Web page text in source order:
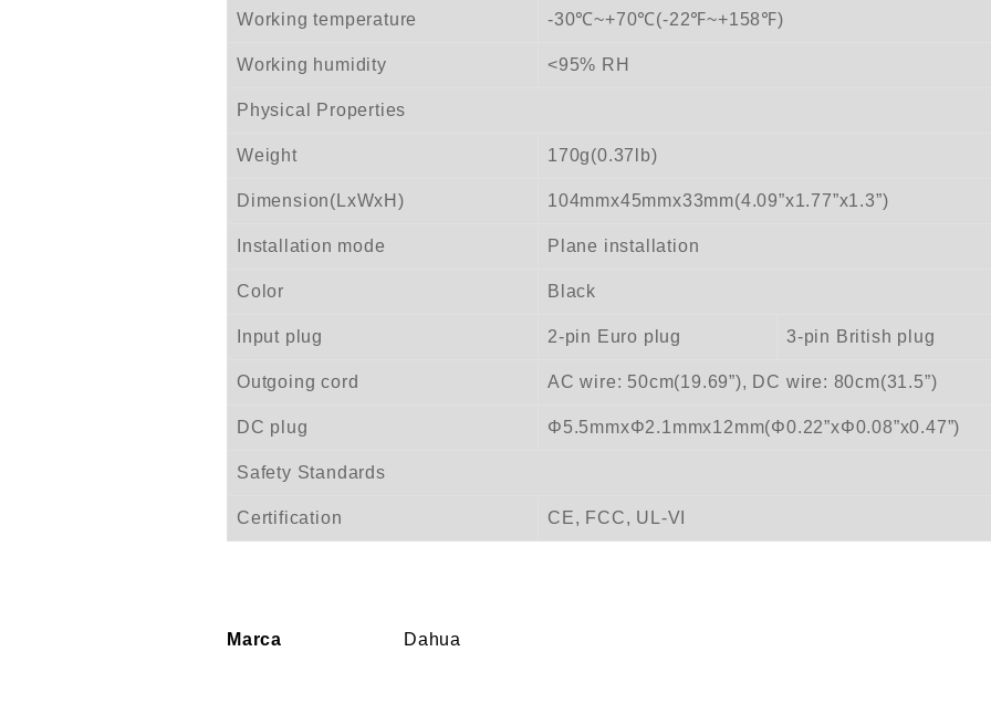
Working temperature -30℃~+70℃(-22℉~+158℉)
Working humidity <95% RH
Physical Properties
Weight 170g(0.37lb)
Dimension(LxWxH) 104mmx45mmx33mm(4.09”x1.77”x1.3”)
Installation mode Plane installation
Color Black
Input plug 2-pin Euro plug 3-pin British plug
Outgoing cord AC wire: 50cm(19.69”), DC wire: 80cm(31.5”)
DC plug Φ5.5mmxΦ2.1mmx12mm(Φ0.22”xΦ0.08”x0.47”)
Safety Standards
Certification CE, FCC, UL-VI
Marca Dahua